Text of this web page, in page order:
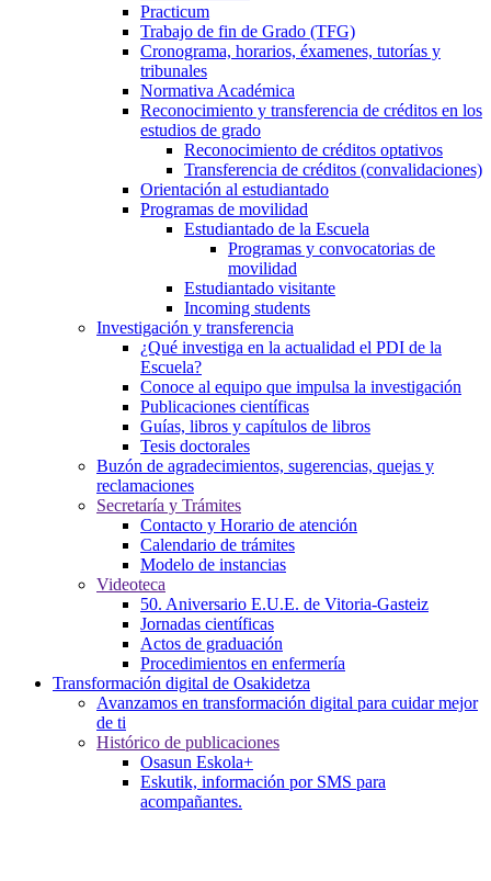
Practicum
Trabajo de fin de Grado (TFG)
Cronograma, horarios, éxamenes, tutorías y
tribunales
Normativa Académica
Reconocimiento y transferencia de créditos en los
estudios de grado
Reconocimiento de créditos optativos
Transferencia de créditos (convalidaciones)
Orientación al estudiantado
Programas de movilidad
Estudiantado de la Escuela
Programas y convocatorias de
movilidad
Estudiantado visitante
Incoming students
Investigación y transferencia
¿Qué investiga en la actualidad el PDI de la
Escuela?
Conoce al equipo que impulsa la investigación
Publicaciones científicas
Guías, libros y capítulos de libros
Tesis doctorales
Buzón de agradecimientos, sugerencias, quejas y
reclamaciones
Secretaría y Trámites
Contacto y Horario de atención
Calendario de trámites
Modelo de instancias
Videoteca
50. Aniversario E.U.E. de Vitoria-Gasteiz
Jornadas científicas
Actos de graduación
Procedimientos en enfermería
Transformación digital de Osakidetza
Avanzamos en transformación digital para cuidar mejor
de ti
Histórico de publicaciones
Osasun Eskola+
Eskutik, información por SMS para
acompañantes.